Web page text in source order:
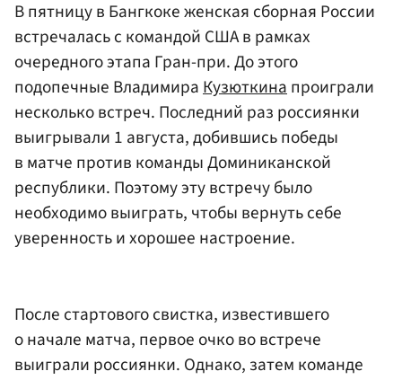
В пятницу в Бангкоке женская сборная России
встречалась с командой США в рамках
очередного этапа Гран-при. До этого
подопечные Владимира Кузюткина проиграли
несколько встреч. Последний раз россиянки
выигрывали 1 августа, добившись победы
в матче против команды Доминиканской
республики. Поэтому эту встречу было
необходимо выиграть, чтобы вернуть себе
уверенность и хорошее настроение.
После стартового свистка, известившего
о начале матча, первое очко во встрече
выиграли россиянки. Однако, затем команде